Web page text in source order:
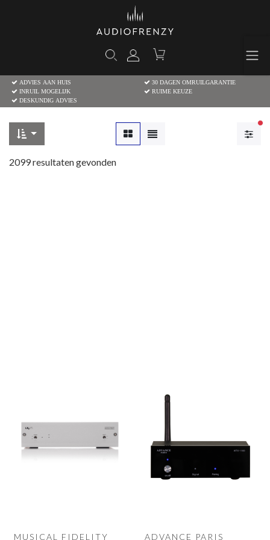
ADVIES AAN HUIS
30 DAGEN OMRUILGARANTIE
INRUIL MOGELIJK
RUIME KEUZE
DESKUNDIG ADVIES
2099resultaten gevonden
MUSICAL FIDELITY ADVANCE PARIS